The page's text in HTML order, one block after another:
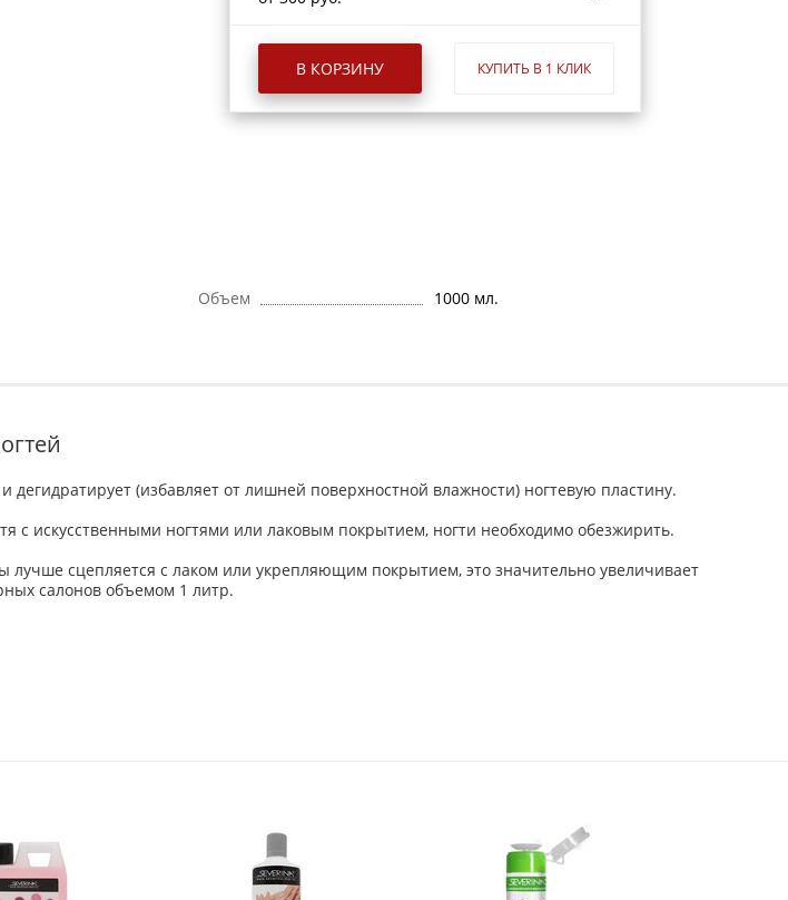
В КОРЗИНУ КУПИТЬ В 1 КЛИК
Объем 1000 мл.
дегидратирует (избавляет от лишней поверхностной влажности) ногтевую пластину.
с искусственными ногтями или лаковым покрытием, ногти необходимо обезжирить.
лучше сцепляется с лаком или укрепляющим покрытием, это значительно увеличивает
салонов объемом 1 литр.